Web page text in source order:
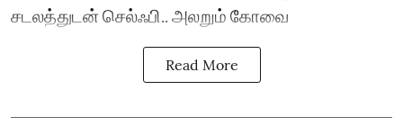
சடலத்துடன் செல்ஃபி.. அலறும் கோவை
Read More